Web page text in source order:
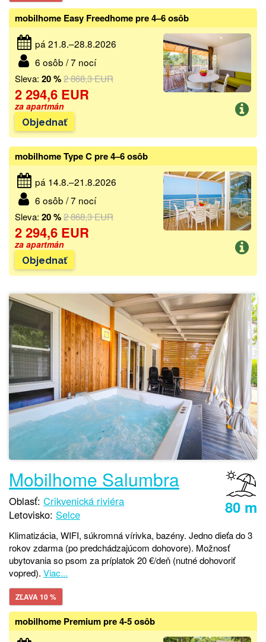
mobilhome Easy Freedhome pre 4–6 osôb
pá 21.8.–28.8.2026
6 osôb / 7 nocí
Sleva: 20 %2 868,3 EUR
2 294,6 EUR
za apartmán
Objednať
mobilhome Type C pre 4–6 osôb
pá 14.8.–21.8.2026
6 osôb / 7 nocí
Sleva: 20 %2 868,3 EUR
2 294,6 EUR
za apartmán
Objednať
80 m
Mobilhome Salumbra
Oblasť: Crikvenická riviéra
Letovisko: Selce
Klimatizácia, WIFI, súkromná vírivka, bazény. Jedno dieťa do 3
rokov zdarma (po predchádzajúcom dohovore). Možnosť
ubytovania so psom za príplatok 20 €/deň (nutné dohovoriť
vopred). Viac...
ZĽAVA 10 %
mobilhome Premium pre 4-5 osôb